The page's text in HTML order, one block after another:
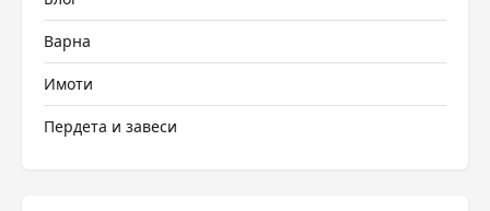
Варна
Имоти
Пердета и завеси